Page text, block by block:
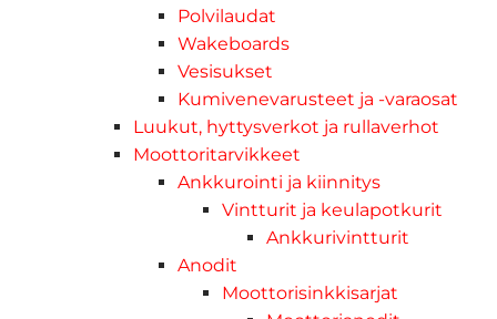
Polvilaudat
Wakeboards
Vesisukset
Kumivenevarusteet ja -varaosat
Luukut, hyttysverkot ja rullaverhot
Moottoritarvikkeet
Ankkurointi ja kiinnitys
Vintturit ja keulapotkurit
Ankkurivintturit
Anodit
Moottorisinkkisarjat